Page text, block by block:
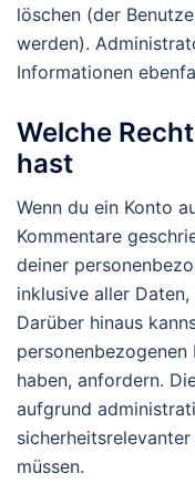
löschen (der
werden).
Informationen
Welche
hast
Wenn du ein Konto
Kommentare
deiner
inklusive aller
Darüber hinaus
haben, anfordern.
aufgrund
müssen.